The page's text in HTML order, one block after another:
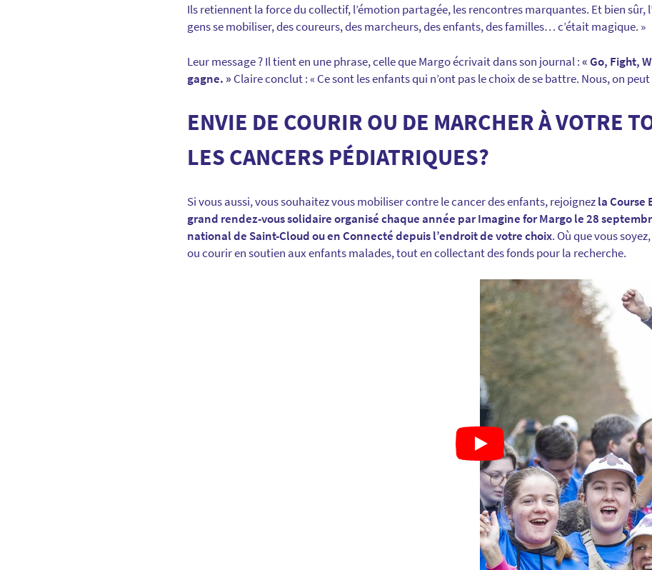
Ils retiennent la force du collectif, l’émotion partagée, les rencontres marquantes. Et bien sûr,
gens se mobiliser, des coureurs, des marcheurs, des enfants, des familles… c’était magique. »
Leur message ? Il tient en une phrase, celle que Margo écrivait dans son journal :« Go, Fight,
gagne. » Claire conclut : « Ce sont les enfants qui n’ont pas le choix de se battre. Nous, on peut
ENVIE DE COURIR OU DE MARCHER À VOTRE
LES CANCERS PÉDIATRIQUES?
Si vous aussi, vous souhaitez vous mobiliser contre le cancer des enfants, rejoignezla Course
grand rendez-vous solidaire organisé chaque année par Imagine for Margo le 28
national de Saint-Cloud ou en Connecté depuis l’endroit de votre choix. Où que vous
ou courir en soutien aux enfants malades, tout en collectant des fonds pour la recherche.